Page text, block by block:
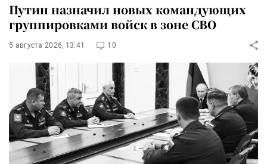
Путин назначил новых командующих
группировками войск в зоне СВО
5 августа 2026, 13:41 10